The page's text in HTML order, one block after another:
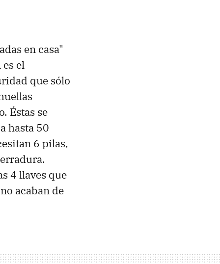
en casa"
el
que sólo
Éstas se
hasta 50
6 pilas,
4 llaves que
acaban de